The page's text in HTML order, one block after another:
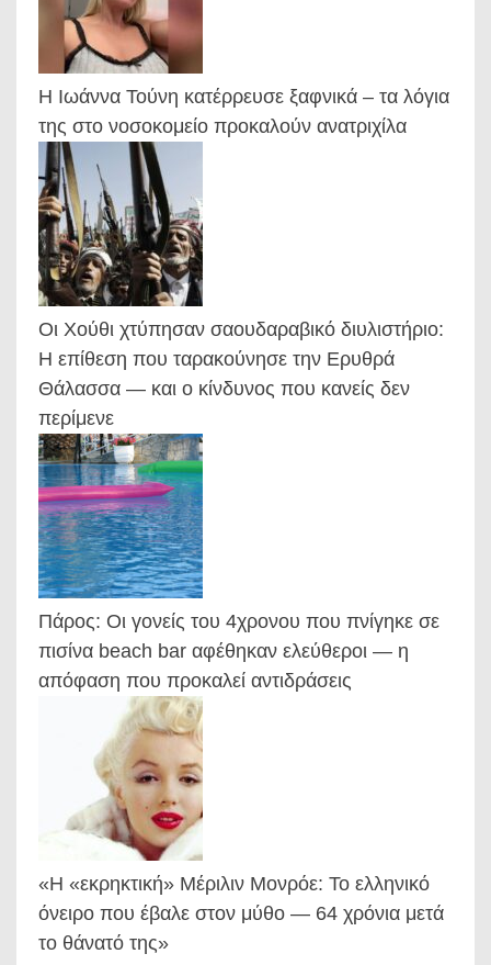
Η Ιωάννα Τούνη κατέρρευσε ξαφνικά – τα λόγια
της στο νοσοκομείο προκαλούν ανατριχίλα
Οι Χούθι χτύπησαν σαουδαραβικό διυλιστήριο:
Η επίθεση που ταρακούνησε την Ερυθρά
Θάλασσα — και ο κίνδυνος που κανείς δεν
περίμενε
Πάρος: Οι γονείς του 4χρονου που πνίγηκε σε
πισίνα beach bar αφέθηκαν ελεύθεροι — η
απόφαση που προκαλεί αντιδράσεις
«Η «εκρηκτική» Μέριλιν Μονρόε: Το ελληνικό
όνειρο που έβαλε στον μύθο — 64 χρόνια μετά
το θάνατό της»